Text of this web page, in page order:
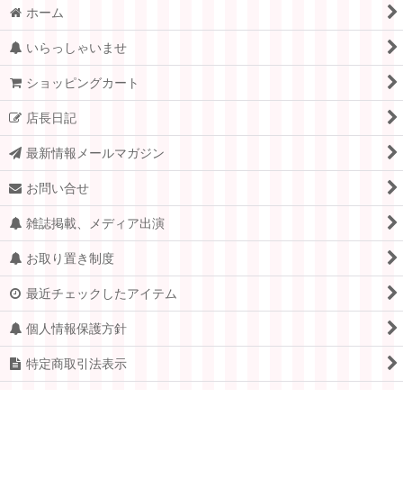
ホーム
いらっしゃいませ
ショッピングカート
店長日記
最新情報メールマガジン
お問い合せ
雑誌掲載、メディア出演
お取り置き制度
最近チェックしたアイテム
個人情報保護方針
特定商取引法表示